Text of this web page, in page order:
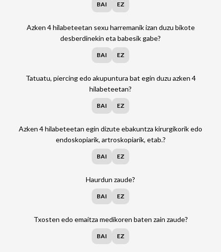
BAI EZ
Azken 4 hilabeteetan sexu harremanik izan duzu bikote
desberdinekin eta babesik gabe?
BAI EZ
Tatuatu, piercing edo akupuntura bat egin duzu azken 4
hilabeteetan?
BAI EZ
Azken 4 hilabeteetan egin dizute ebakuntza kirurgikorik edo
endoskopiarik, artroskopiarik, etab.?
BAI EZ
Haurdun zaude?
BAI EZ
Txosten edo emaitza medikoren baten zain zaude?
BAI EZ